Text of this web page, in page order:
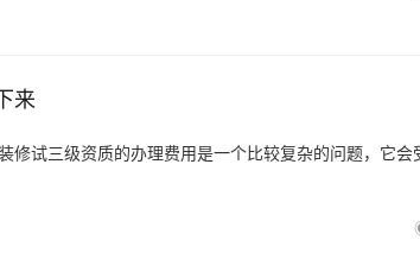
来
修试三级资质的办理费用是一个比较复杂的问题，它会